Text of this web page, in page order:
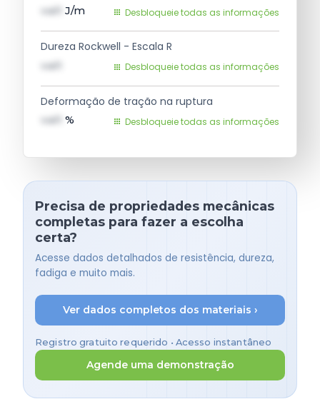
val1 J/m Desbloqueie todas as informações
Dureza Rockwell - Escala R
val1 Desbloqueie todas as informações
Deformação de tração na ruptura
val1 % Desbloqueie todas as informações
Precisa de propriedades mecânicas
completas para fazer a escolha
certa?
Acesse dados detalhados de resistência, dureza,
fadiga e muito mais.
Ver dados completos dos materiais ›
Registro gratuito requerido • Acesso instantâneo
Agende uma demonstração